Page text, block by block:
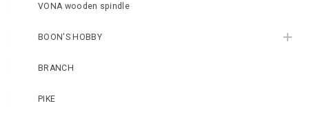
VONA wooden spindle
BOON'S HOBBY
BRANCH
PIKE